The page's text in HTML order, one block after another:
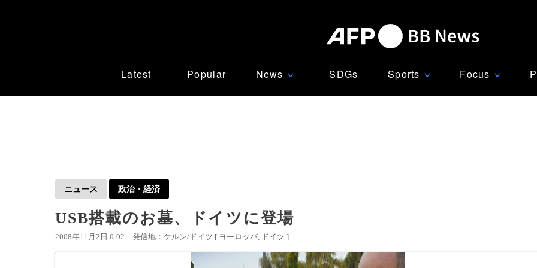
Latest Popular News ∨ SDGs Sports ∨ Focus ∨
ニュース 政治・経済
USB搭載のお墓、ドイツに登場
2008年11月2日 0:02 発信地：ケルン/ドイツ [ ヨーロッパ ドイツ ]